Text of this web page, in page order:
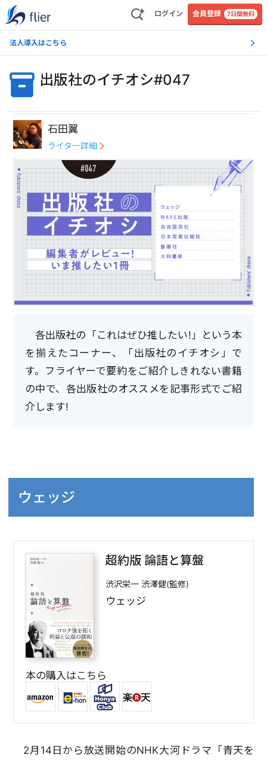
ログイン 会員登録 7日間無料
法人導入はこちら
出版社のイチオシ#047
石田翼
ライター詳細
各出版社の「これはぜひ推したい!」という本
を揃えたコーナー、「出版社のイチオシ」で
す。フライヤーで要約をご紹介しきれない書籍
の中で、各出版社のオススメを記事形式でご紹
介します!
ウェッジ
超約版 論語と算盤
渋沢栄一 渋澤健(監修)
ウェッジ
本の購入はこちら
2月14日から放送開始のNHK大河ドラマ「青天を